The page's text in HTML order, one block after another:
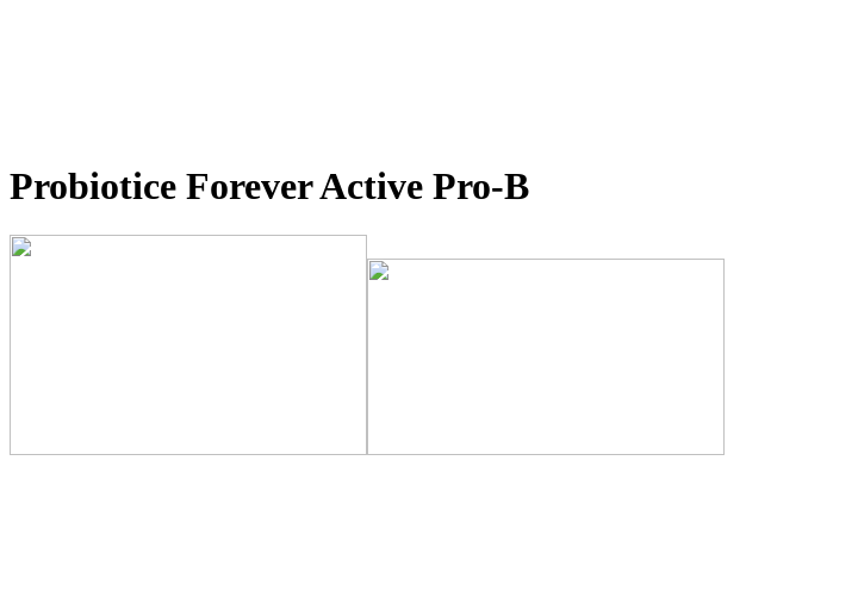
Probiotice Forever Active Pro-B